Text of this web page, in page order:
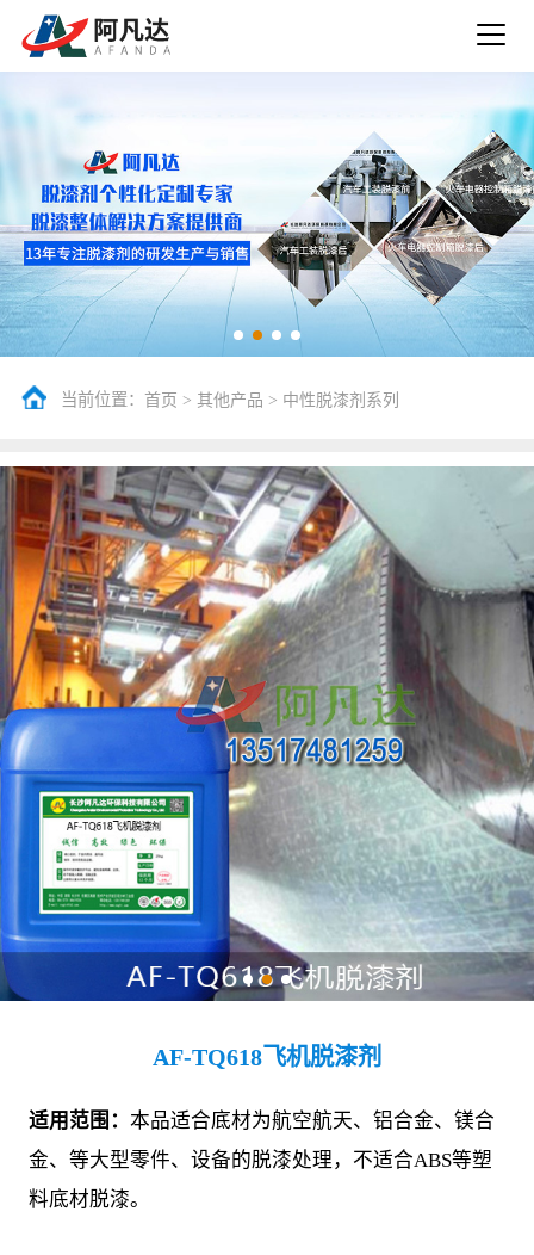
当前位置： 首页 > 其他产品 > 中性脱漆剂系列
AF-TQ618飞机脱漆剂
适用范围： 本品适合底材为航空航天、铝合金、镁合
金、等大型零件、设备的脱漆处理，不适合ABS等塑
料底材脱漆。